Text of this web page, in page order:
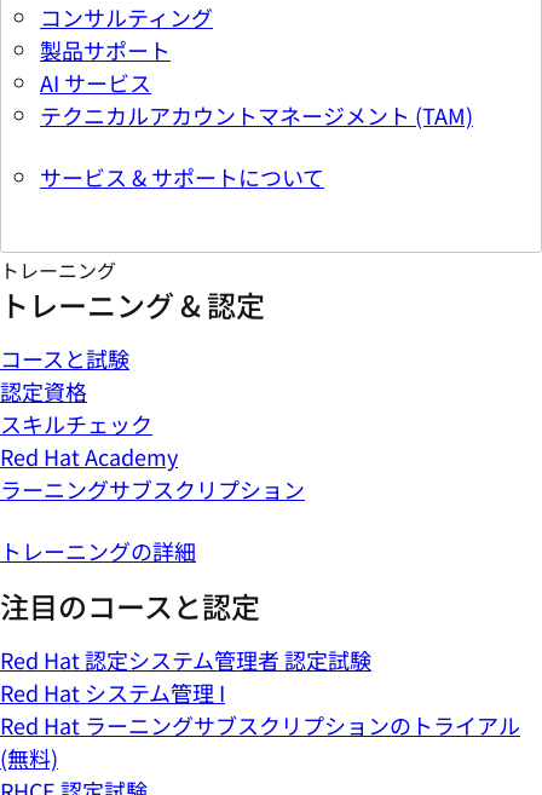
コンサルティング
製品サポート
AI サービス
テクニカルアカウントマネージメント (TAM)
サービス & サポートについて
トレーニング
トレーニング & 認定
コースと試験
認定資格
スキルチェック
Red Hat Academy
ラーニングサブスクリプション
トレーニングの詳細
注目のコースと認定
Red Hat 認定システム管理者 認定試験
Red Hat システム管理 I
Red Hat ラーニングサブスクリプションのトライアル
(無料)